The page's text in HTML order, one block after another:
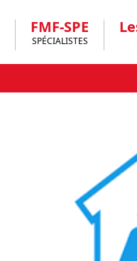
FMF-SPE
SPÉCIALISTES